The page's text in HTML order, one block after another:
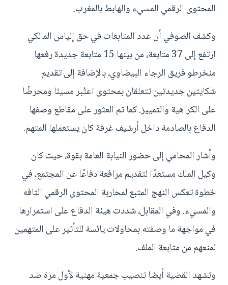
المحتوى الرقمي المسيء والهابط بالمغرب.
وكشف الصوفي أن عدد المتابعات في حق إلياس المالكي
ارتفع إلى 37 متابعة، من بينها 15 متابعة جديدة رفعها
منخرطو فريق الرجاء البيضاوي، بالإضافة إلى تقديم
شكايتين جديدتين تتعلقان بمحتوى اعتُبر مسيئا ومحرضًا
على الكراهية والتمييز. كما تم العثور على مقاطع وصفها
الدفاع بالصادمة داخل أرشيف غرفة كان يستعملها المتهم.
وأشار المحامي إلى حضور النيابة العامة بقوة، حيث كان
وكيل الملك مستعدًا لتقديم مرافعة دفاعًا عن المجتمع، في
خطوة تعكس النهج المتبع لمحاربة المحتوى الرقمي التافه
والمسيء. وفي المقابل، شددت هيئة الدفاع على استمرارها
في مواجهة ما وصفته بمحاولات يائسة للتأثير على المتهمين
لمنعهم من متابعة الملف.
وتشهد القضية أيضا تنصيب جمعية مهنية لأول مرة ضد